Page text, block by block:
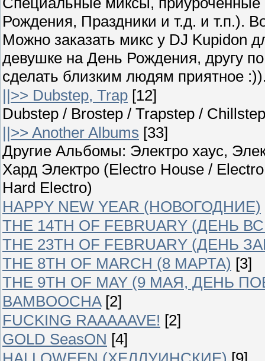
Рождения, Праздники и т.д. и т.п.).
Можно заказать микс у DJ Kupidon
девушке на День Рождения, другу
сделать близким людям приятное
||>> Dubstep, Trap [12]
Dubstep / Brostep / Trapstep /
||>> Another Albums [33]
Другие Альбомы: Электро хаус,
Хард Электро (Electro House /
Hard Electro)
HAPPY NEW YEAR (НОВОГОДНИЕ)
THE 14TH OF FEBRUARY (ДЕНЬ
THE 23TH OF FEBRUARY (ДЕНЬ
THE 8TH OF MARCH (8 МАРТА) [3]
THE 9TH OF MAY (9 МАЯ, ДЕНЬ
BAMBOOCHA [2]
FUCKING RAAAAAVE! [2]
GOLD SeasON [4]